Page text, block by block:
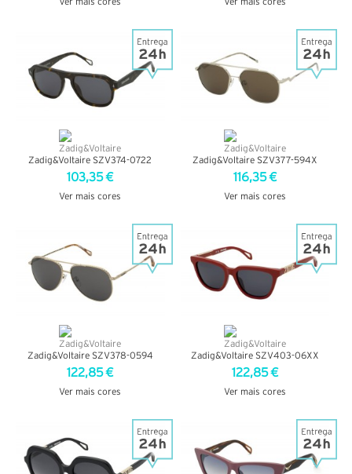
Ver mais cores Ver mais cores
Zadig&Voltaire SZV374-0722
103,35 €
Ver mais cores
Zadig&Voltaire SZV377-594X
116,35 €
Ver mais cores
Zadig&Voltaire SZV378-0594
122,85 €
Ver mais cores
Zadig&Voltaire SZV403-06XX
122,85 €
Ver mais cores